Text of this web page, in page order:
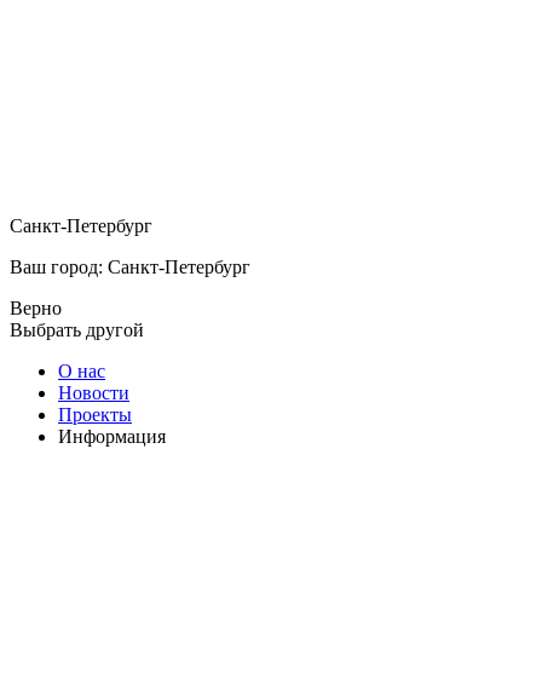
Санкт-Петербург
Ваш город: Санкт-Петербург
Верно
Выбрать другой
О нас
Новости
Проекты
Информация